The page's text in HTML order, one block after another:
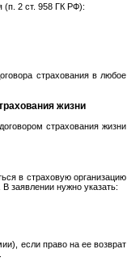
(п. 2 ст. 958 ГК РФ):
страхования в любое
жизни
страхования жизни
в страховую организацию
заявлении нужно указать:
если право на ее возврат